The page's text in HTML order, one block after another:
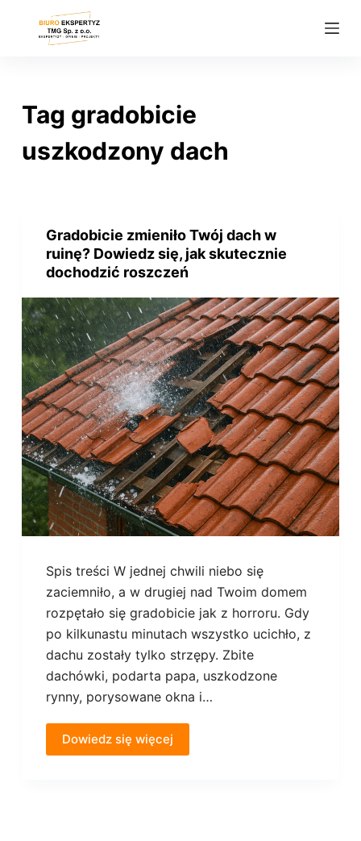
Tag gradobicie
uszkodzony dach
Gradobicie zmieniło Twój dach w
ruinę? Dowiedz się, jak skutecznie
dochodzić roszczeń
Spis treści W jednej chwili niebo się
zaciemniło, a w drugiej nad Twoim domem
rozpętało się gradobicie jak z horroru. Gdy
po kilkunastu minutach wszystko ucichło, z
dachu zostały tylko strzępy. Zbite
dachówki, podarta papa, uszkodzone
rynny, porysowane okna i…
Dowiedz się więcej